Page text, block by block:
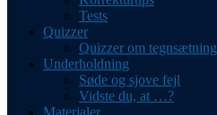
Tests
Quizzer
Quizzer om tegnsætning
Underholdning
Søde og sjove fejl
Vidste du, at …?
Materialer